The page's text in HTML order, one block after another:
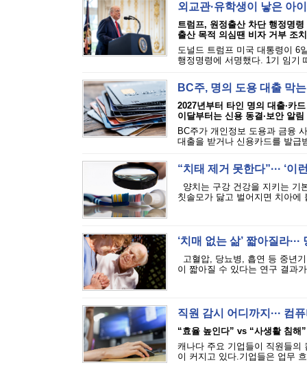
외교관·유학생이 낳은 아
트럼프, 원정출산 차단 행정명령
출산 목적 의심땐 비자 거부 조치
도널드 트럼프 미국 대통령이 6
행정명령에 서명했다. 1기 임기
BC주, 명의 도용 대출 막
2027년부터 타인 명의 대출·카
이달부터는 신용 동결·보안 알
BC주가 개인정보 도용과 금융
대출을 받거나 신용카드를 발급
“치태 제거 못한다”··· ‘
양치는 구강 건강을 지키는 기
칫솔모가 닳고 벌어지면 치아에
‘치매 없는 삶’ 짧아질라
고혈압, 당뇨병, 흡연 등 중년
이 짧아질 수 있다는 연구 결과
직원 감시 어디까지··· 컴
“효율 높인다” vs “사생활 침해”
캐나다 주요 기업들이 직원들의
이 커지고 있다.기업들은 업무